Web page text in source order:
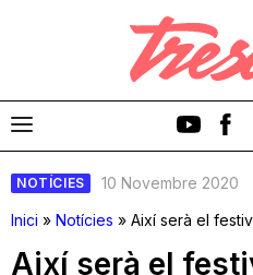
NOTÍCIES
10 Novembre 2020
Inici » Notícies » Així serà el
Així serà el